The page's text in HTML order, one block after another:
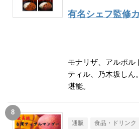
有名シェフ監修
モナリザ、アルポル
ティル、乃木坂しん
堪能。
通販 食品・ドリンク